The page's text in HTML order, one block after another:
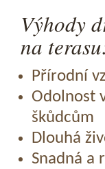
Výhody
na
Přírodní
Odolnost
škůdcům
Dlouhá
Snadná a